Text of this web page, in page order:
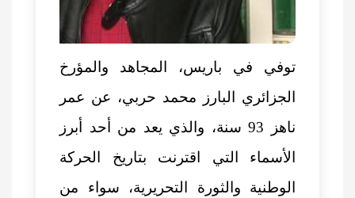
توفي في باريس، المجاهد والمؤرخ
الجزائري البارز
محمد حربي، عن عمر
ناهز 93 سنة، والذي يعد من أحد أبرز
الأسماء التي اقترنت بتاريخ الحركة
الوطنية والثورة التحريرية، سواء من